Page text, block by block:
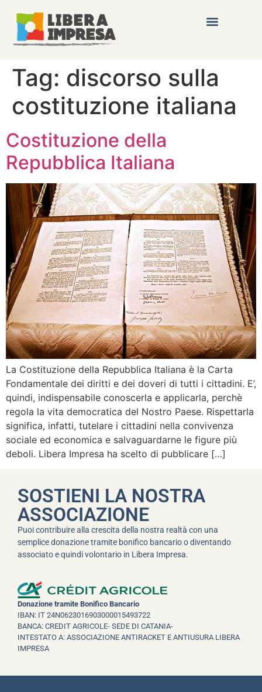
Tag: discorso sulla
costituzione italiana
Costituzione della
Repubblica Italiana
La Costituzione della Repubblica Italiana è la Carta
Fondamentale dei diritti e dei doveri di tutti i cittadini. E’,
quindi, indispensabile conoscerla e applicarla, perchè
regola la vita democratica del Nostro Paese. Rispettarla
significa, infatti, tutelare i cittadini nella convivenza
sociale ed economica e salvaguardarne le figure più
deboli. Libera Impresa ha scelto di pubblicare […]
SOSTIENI LA NOSTRA
ASSOCIAZIONE
Puoi contribuire alla crescita della nostra realtà con una
semplice donazione tramite bonifico bancario o diventando
associato e quindi volontario in Libera Impresa.
Donazione tramite Bonifico Bancario
IBAN: IT 24N0623016903000015493722
BANCA: CREDIT AGRICOLE- SEDE DI CATANIA-
INTESTATO A: ASSOCIAZIONE ANTIRACKET E ANTIUSURA LIBERA
IMPRESA